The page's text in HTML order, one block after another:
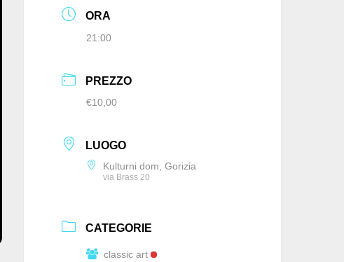
ORA
21:00
PREZZO
€10,00
LUOGO
Kulturni dom, Gorizia
via Brass 20
CATEGORIE
classic art